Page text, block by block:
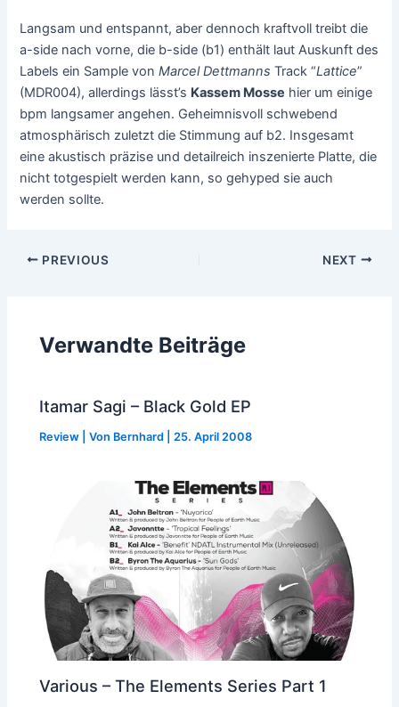
Langsam und entspannt, aber dennoch kraftvoll treibt die
a-side nach vorne, die b-side (b1) enthält laut Auskunft des
Labels ein Sample vonMarcel Dettmanns Track “Lattice”
(MDR004), allerdings lässt’s Kassem Mosse hier um einige
bpm langsamer angehen. Geheimnisvoll schwebend
atmosphärisch zuletzt die Stimmung auf b2. Insgesamt
eine akustisch präzise und detailreich inszenierte Platte, die
nicht totgespielt werden kann, so gehyped sie auch
werden sollte.
Post
PREVIOUS NEXT
Verwandte Beiträge
Itamar Sagi – Black Gold EP
Review | Von Bernhard 25. April 2008
Various – The Elements Series Part 1